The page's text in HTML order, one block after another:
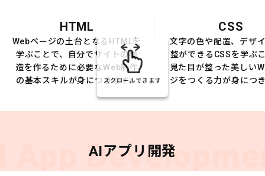
HTML
Webページの土台となるHTMLを
学ぶことで、自分でサイトの構
造を作るために必要なWeb制作
の基本スキルが身につきます。
CSS
文字の色や配置、デザ
整ができるCSSを学ぶ
見た目が整った美しい
ジをつくる力が身につ
スクロールできます
App AIアプリ開発